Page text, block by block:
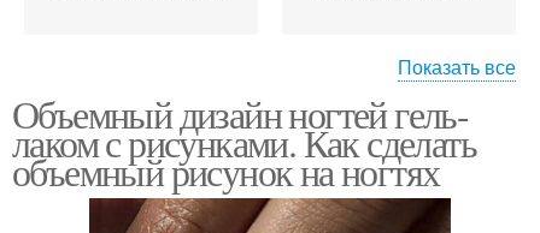
Красивый дизайн Дизайн на ногтях
Показать все
Объемный дизайн ногтей гель-
лаком с рисунками. Как сделать
объемный рисунок на ногтях